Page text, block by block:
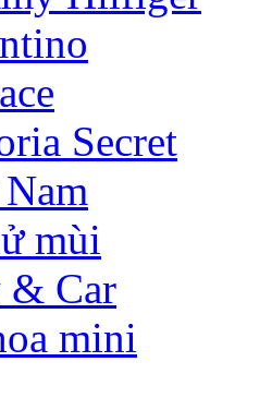
Secret
mùi
& Car
mini